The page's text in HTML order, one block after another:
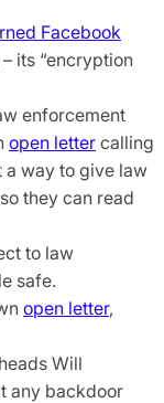
Facebook
its “encryption
enforcement
open letter calling
a way to give law
they can read
to law
safe.
open letter,
Will
any backdoor